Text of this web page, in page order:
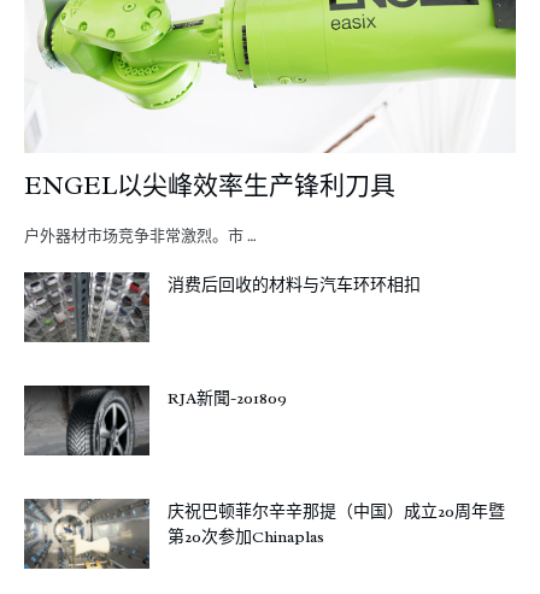
ENGEL以尖峰效率生产锋利刀具
户外器材市场竞争非常激烈。市 …
消费后回收的材料与汽车环环相扣
RJA新聞-201809
庆祝巴顿菲尔辛辛那提（中国）成立20周年暨
第20次参加Chinaplas